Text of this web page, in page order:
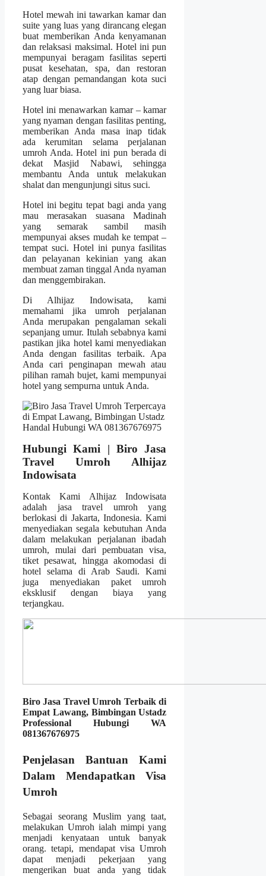
Hotel mewah ini tawarkan kamar dan
suite yang luas yang dirancang elegan
buat memberikan Anda kenyamanan
dan relaksasi maksimal. Hotel ini pun
mempunyai beragam fasilitas seperti
pusat kesehatan, spa, dan restoran
atap dengan pemandangan kota suci
yang luar biasa.
Hotel ini menawarkan kamar – kamar
yang nyaman dengan fasilitas penting,
memberikan Anda masa inap tidak
ada kerumitan selama perjalanan
umroh Anda. Hotel ini pun berada di
dekat Masjid Nabawi, sehingga
membantu Anda untuk melakukan
shalat dan mengunjungi situs suci.
Hotel ini begitu tepat bagi anda yang
mau merasakan suasana Madinah
yang semarak sambil masih
mempunyai akses mudah ke tempat –
tempat suci. Hotel ini punya fasilitas
dan pelayanan kekinian yang akan
membuat zaman tinggal Anda nyaman
dan menggembirakan.
Di Alhijaz Indowisata, kami
memahami jika umroh perjalanan
Anda merupakan pengalaman sekali
sepanjang umur. Itulah sebabnya kami
pastikan jika hotel kami menyediakan
Anda dengan fasilitas terbaik. Apa
Anda cari penginapan mewah atau
pilihan ramah bujet, kami mempunyai
hotel yang sempurna untuk Anda.
Hubungi Kami | Biro Jasa
Travel Umroh Alhijaz
Indowisata
Kontak Kami Alhijaz Indowisata
adalah jasa travel umroh yang
berlokasi di Jakarta, Indonesia. Kami
menyediakan segala kebutuhan Anda
dalam melakukan perjalanan ibadah
umroh, mulai dari pembuatan visa,
tiket pesawat, hingga akomodasi di
hotel selama di Arab Saudi. Kami
juga menyediakan paket umroh
eksklusif dengan biaya yang
terjangkau.
Biro Jasa Travel Umroh Terbaik di
Empat Lawang, Bimbingan Ustadz
Professional Hubungi WA
081367676975
Penjelasan Bantuan Kami
Dalam Mendapatkan Visa
Umroh
Sebagai seorang Muslim yang taat,
melakukan Umroh ialah mimpi yang
menjadi kenyataan untuk banyak
orang. tetapi, mendapat visa Umroh
dapat menjadi pekerjaan yang
mengerikan buat anda yang tidak